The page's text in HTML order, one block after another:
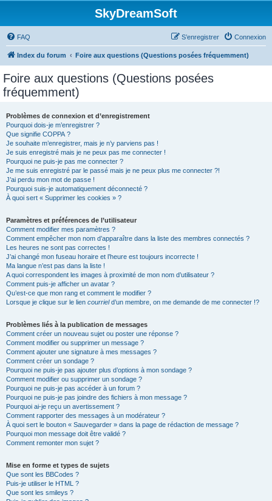
SkyDreamSoft
FAQ Connexion
S’enregistrer
Index du forum Foire aux questions (Questions posées fréquemment)
Foire aux questions (Questions posées
fréquemment)
Problèmes de connexion et d’enregistrement
Pourquoi dois-je m’enregistrer ?
Que signifie COPPA ?
Je souhaite m’enregistrer, mais je n’y parviens pas !
Je suis enregistré mais je ne peux pas me connecter !
Pourquoi ne puis-je pas me connecter ?
Je me suis enregistré par le passé mais je ne peux plus me connecter ?!
J’ai perdu mon mot de passe !
Pourquoi suis-je automatiquement déconnecté ?
À quoi sert « Supprimer les cookies » ?
Paramètres et préférences de l’utilisateur
Comment modifier mes paramètres ?
Comment empêcher mon nom d’apparaître dans la liste des membres connectés ?
Les heures ne sont pas correctes !
J’ai changé mon fuseau horaire et l’heure est toujours incorrecte !
Ma langue n’est pas dans la liste !
A quoi correspondent les images à proximité de mon nom d’utilisateur ?
Comment puis-je afficher un avatar ?
Qu’est-ce que mon rang et comment le modifier ?
Lorsque je clique sur le lien courrield’un membre, on me demande de me connecter !?
Problèmes liés à la publication de messages
Comment créer un nouveau sujet ou poster une réponse ?
Comment modifier ou supprimer un message ?
Comment ajouter une signature à mes messages ?
Comment créer un sondage ?
Pourquoi ne puis-je pas ajouter plus d’options à mon sondage ?
Comment modifier ou supprimer un sondage ?
Pourquoi ne puis-je pas accéder à un forum ?
Pourquoi ne puis-je pas joindre des fichiers à mon message ?
Pourquoi ai-je reçu un avertissement ?
Comment rapporter des messages à un modérateur ?
À quoi sert le bouton « Sauvegarder » dans la page de rédaction de message ?
Pourquoi mon message doit être validé ?
Comment remonter mon sujet ?
Mise en forme et types de sujets
Que sont les BBCodes ?
Puis-je utiliser le HTML ?
Que sont les smileys ?